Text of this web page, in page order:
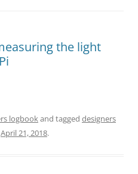
the light
logbookand tagged designers
April 21, 2018.